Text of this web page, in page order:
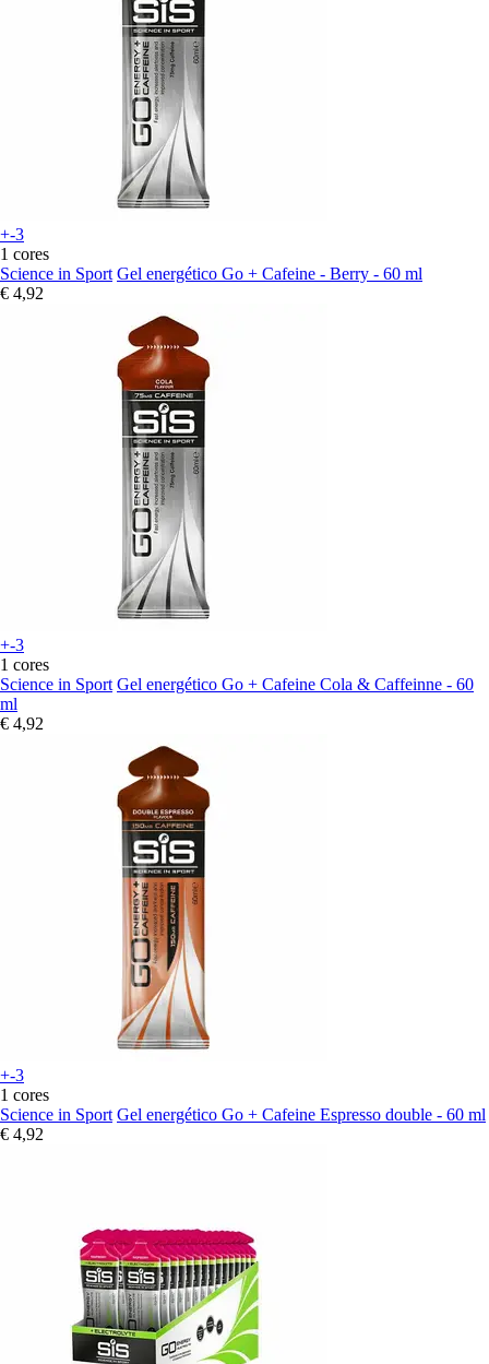
+-3
1 cores
Science in Sport Gel energético Go + Cafeine - Berry - 60 ml
€ 4,92
+-3
1 cores
Science in Sport Gel energético Go + Cafeine Cola & Caffeinne - 60
ml
€ 4,92
+-3
1 cores
Science in Sport Gel energético Go + Cafeine Espresso double - 60 ml
€ 4,92